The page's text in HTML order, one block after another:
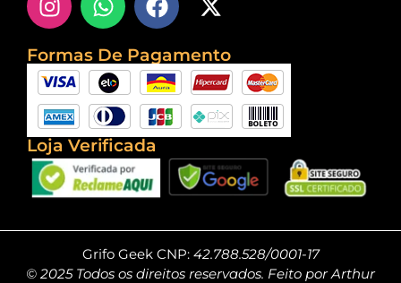
Formas De Pagamento
Loja Verificada
Grifo Geek CNP: 42.788.528/0001-17
© 2025 Todos os direitos reservados. Feito por Arthur